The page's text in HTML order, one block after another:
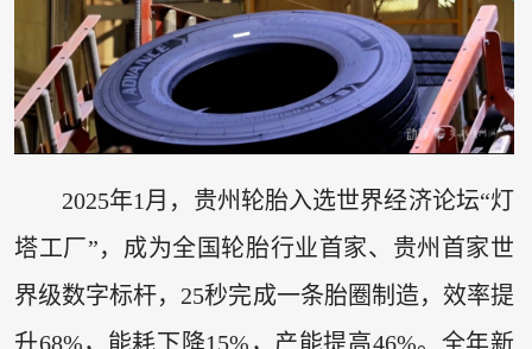
2025年1月，贵州轮胎入选世界经济论坛“灯
塔工厂”，成为全国轮胎行业首家、贵州首家世
界级数字标杆，25秒完成一条胎圈制造，效率提
升68%，能耗下降15%，产能提高46%。全年新